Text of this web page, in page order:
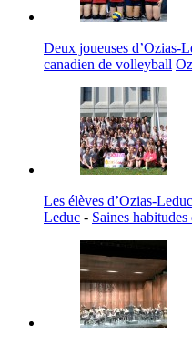
Deux joueuses d’Ozias-
canadien de volleyball
Les élèves d’Ozias-
Leduc - Saines habitudes